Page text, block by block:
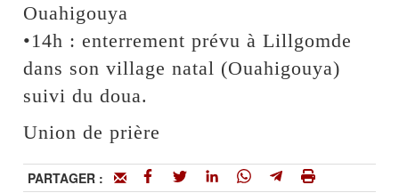
Ouahigouya
•14h : enterrement prévu à Lillgomde
dans son village natal (Ouahigouya)
suivi du doua.
Union de prière
PARTAGER :